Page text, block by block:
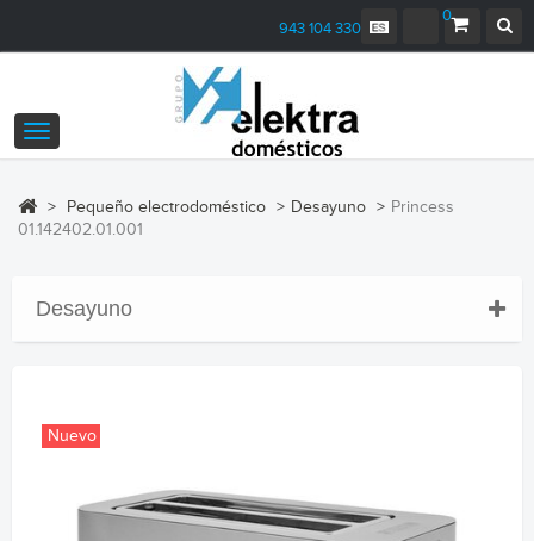
0
943 104 330
Navegación
Toggle
> Pequeño electrodoméstico > Desayuno > Princess
01.142402.01.001
Desayuno
Nuevo